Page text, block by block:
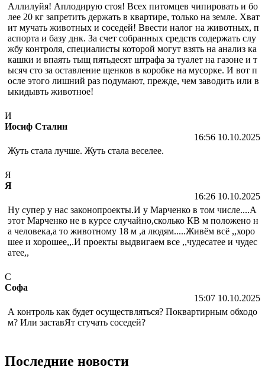
Аллилуйя! Аплодирую стоя! Всех питомцев чипировать и бо
лее 20 кг запретить держать в квартире, только на земле. Хват
ит мучать животных и соседей! Ввести налог на животных, п
аспорта и базу днк. За счет собранных средств содержать слу
жбу контроля, специалисты которой могут взять на анализ ка
кашки и впаять тыщ пятьдесят штрафа за туалет на газоне и т
ысяч сто за оставление щенков в коробке на мусорке. И вот п
осле этого лишний раз подумают, прежде, чем заводить или в
ыкидывть животное!
И
Иосиф Сталин
16:56 10.10.2025
Жуть стала лучше. Жуть стала веселее.
Я
Я
16:26 10.10.2025
Ну супер у нас законопроекты.И у Марченко в том числе....А
этот Марченко не в курсе случайно,сколько КВ м положено н
а человека,а то животному 18 м ,а людям.....Живём всё ,,хоро
шее и хорошее,,.И проекты выдвигаем все ,,чудесатее и чудес
атее,,
С
Софа
15:07 10.10.2025
А контроль как будет осуществляться? Поквартирным обходо
м? Или заставЯт стучать соседей?
Последние новости